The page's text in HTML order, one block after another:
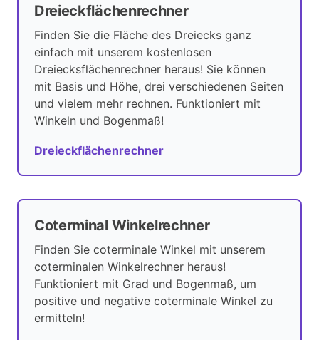
Dreieckflächenrechner
Finden Sie die Fläche des Dreiecks ganz
einfach mit unserem kostenlosen
Dreiecksflächenrechner heraus! Sie können
mit Basis und Höhe, drei verschiedenen Seiten
und vielem mehr rechnen. Funktioniert mit
Winkeln und Bogenmaß!
Dreieckflächenrechner
Coterminal Winkelrechner
Finden Sie coterminale Winkel mit unserem
coterminalen Winkelrechner heraus!
Funktioniert mit Grad und Bogenmaß, um
positive und negative coterminale Winkel zu
ermitteln!